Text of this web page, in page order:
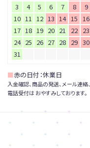
3
4 5 6 7 8
9
10 11 12 13 14 15
16
17 18 19 20 21 22 23
24 25 26 27 28 29 30
31
■赤の日付：休業日
入金確認、商品の発送、メール連絡、
電話受付は おやすみしております。